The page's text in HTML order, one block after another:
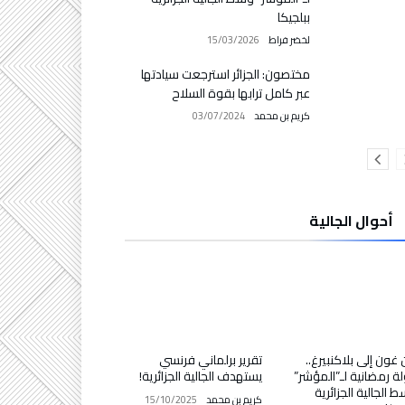
ببلجيكا
لخضر فراط 15/03/2026
مختصون: الجزائر استرجعت سيادتها
عبر كامل ترابها بقوة السلاح
كريم بن محمد 03/07/2024
أحوال الجالية
تقرير برلماني فرنسي
يستهدف الجالية الجزائرية!
كريم بن محمد 15/10/2025
إلى بلاكنبيرغ..
رمضانية لـ”المؤشر”
الجالية الجزائرية